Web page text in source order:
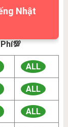
Nhật
ALL
ALL
ALL